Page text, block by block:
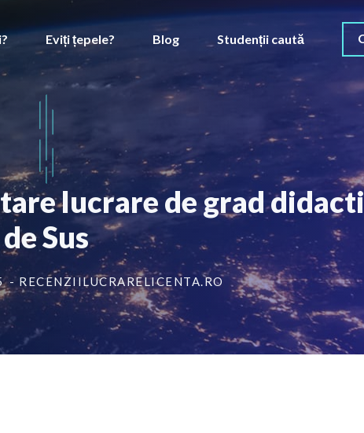
Eviți țepele? Blog Studenții caută
lucrare de grad
de Sus
- RECENZIILUCRARELICENTA.RO